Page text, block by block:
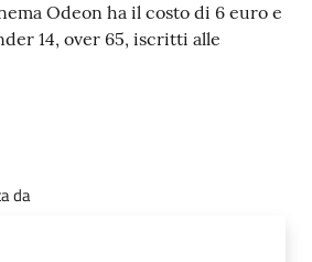
Odeon ha il costo di 6 euro e
14, over 65, iscritti alle
da